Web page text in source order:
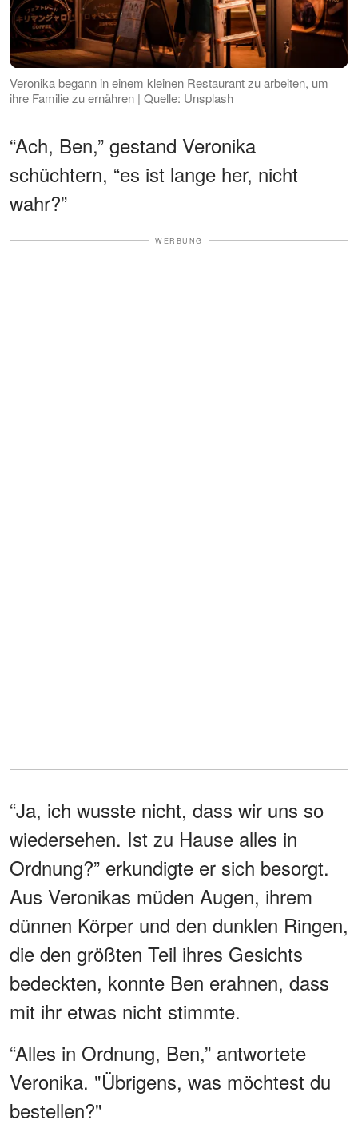
Veronika begann in einem kleinen Restaurant zu arbeiten, um
ihre Familie zu ernähren | Quelle: Unsplash
“Ach, Ben,” gestand Veronika
schüchtern, “es ist lange her, nicht
wahr?”
WERBUNG
“Ja, ich wusste nicht, dass wir uns so
wiedersehen. Ist zu Hause alles in
Ordnung?” erkundigte er sich besorgt.
Aus Veronikas müden Augen, ihrem
dünnen Körper und den dunklen Ringen,
die den größten Teil ihres Gesichts
bedeckten, konnte Ben erahnen, dass
mit ihr etwas nicht stimmte.
“Alles in Ordnung, Ben,” antwortete
Veronika. "Übrigens, was möchtest du
bestellen?"